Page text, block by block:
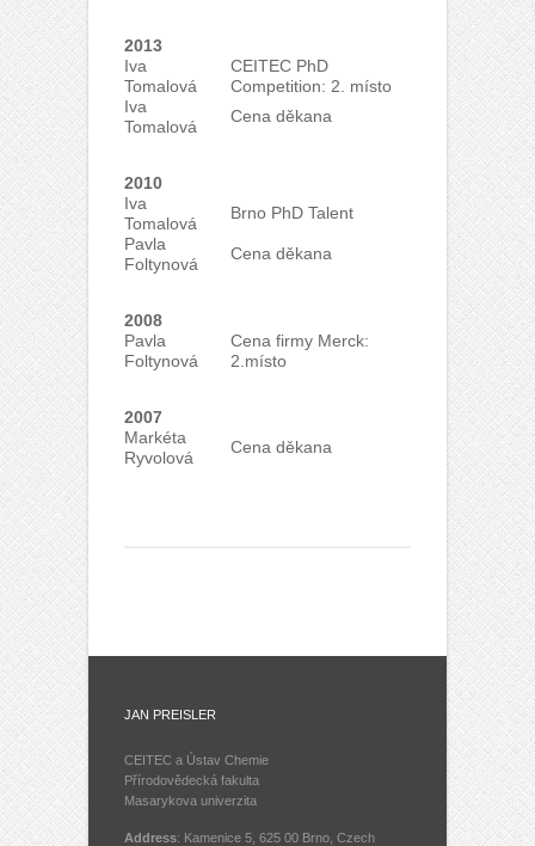
2013
Iva
Tomalová
CEITEC PhD
Competition: 2. místo
Iva
Tomalová
Cena děkana
2010
Iva
Tomalová
Brno PhD Talent
Pavla
Foltynová
Cena děkana
2008
Pavla
Foltynová
Cena firmy Merck:
2.místo
2007
Markéta
Ryvolová
Cena děkana
JAN PREISLER
CEITEC a Ústav Chemie
Přírodovědecká fakulta
Masarykova univerzita
Address: Kamenice 5, 625 00 Brno, Czech